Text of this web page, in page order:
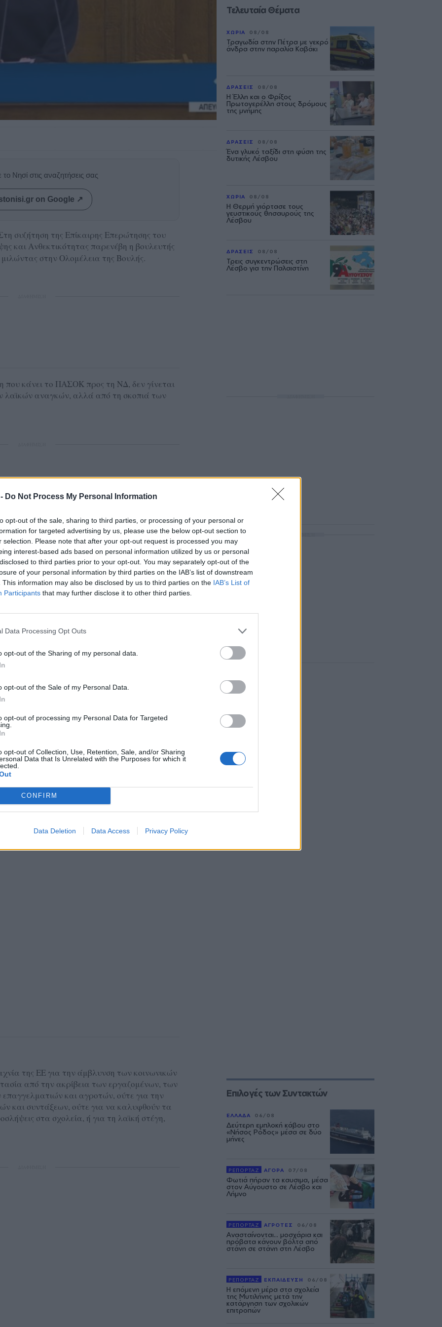
Do Not Process My Personal Information
opt-out of the sale, sharing to third parties, or processing of your personal or
for targeted advertising by us, please use the below opt-out section to
selection. Please note that after your opt-out request is processed you may
interest-based ads based on personal information utilized by us or personal
to third parties prior to your opt-out. You may separately opt-out of the
of your personal information by third parties on the IAB’s list of downstream
This information may also be disclosed by us to third parties on the IAB’s List of
Participants that may further disclose it to other third parties.
Data Processing Opt Outs
opt-out of the Sharing of my personal data.
opt-out of the Sale of my Personal Data.
opt-out of processing my Personal Data for Targeted
opt-out of Collection, Use, Retention, Sale, and/or Sharing
Data that Is Unrelated with the Purposes for which it
CONFIRM
Data Deletion Data Access Privacy Policy
Νησί στις αναζητήσεις σας
on Google ↗
συζήτηση της Επίκαιρης Επερώτησης του
και Ανθεκτικότητας παρενέβη η βουλευτής
μιλώντας στην Ολομέλεια της Βουλής.
που κάνει το ΠΑΣΟΚ προς τη ΝΔ, δεν γίνεται
λαϊκών αναγκών, αλλά από τη σκοπιά των
του Ταμείου είναι χρήματα από το
των χωρών της ΕΕ και του ελληνικού λαού,
στη χρηματοδότηση των στρατηγικών
του σε μία ενδεχόμενη νέα
που διαφαίνεται στον ορίζοντα.
ευρωπαϊκών μονοπωλίων στον ανταγωνισμό
με αποδέκτες συγκεκριμένους ομίλους
μετάβασης» και πλέον στην ενίσχυση της
της ΕΕ για την άμβλυνση των κοινωνικών
από την ακρίβεια των εργαζομένων, των
και αγροτών, ούτε για την
και συντάξεων, ούτε για να καλυφθούν τα
στα σχολεία, ή για τη λαϊκή στέγη,
Τελευταία Θέματα
ΧΩΡΙΑ 08/08
Τραγωδία στην Πέτρα με νεκρό
άνδρα στην παραλία Καβάκι
ΔΡΑΣΕΙΣ 08/08
Η Έλλη και ο Φρίξος
Πρωτογερέλλη στους δρόμους
της μνήμης
ΔΡΑΣΕΙΣ 08/08
Ένα γλυκό ταξίδι στη φύση της
δυτικής Λέσβου
ΧΩΡΙΑ 08/08
Η Θερμή γιόρτασε τους
γευστικούς θησαυρούς της
Λέσβου
ΔΡΑΣΕΙΣ 08/08
Τρεις συγκεντρώσεις στη
Λέσβο για την Παλαιστίνη
Επιλογές των Συντακτών
ΕΛΛΑΔΑ 06/08
Δεύτερη εμπλοκή κάβου στο
«Νήσος Ρόδος» μέσα σε δύο
μήνες
ΡΕΠΟΡΤΑΖ ΑΓΟΡΑ 07/08
Φωτιά πήραν τα καυσιμα, μέσα
στον Αύγουστο σε Λέσβο και
Λήμνο
ΡΕΠΟΡΤΑΖ ΑΓΡΟΤΕΣ 06/08
Ανασταίνονται... μοσχάρια και
πρόβατα κάνουν βόλτα από
στάνη σε στάνη στη Λέσβο
ΡΕΠΟΡΤΑΖ ΕΚΠΑΙΔΕΥΣΗ 06/08
Η επόμενη μέρα στα σχολεία
της Μυτιλήνης μετά την
κατάργηση των σχολικών
επιτροπών